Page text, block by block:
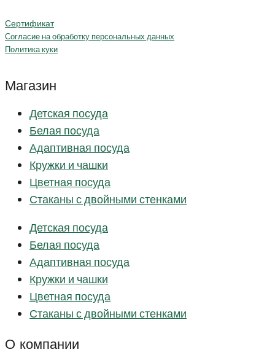
Сертификат
Согласие на обработку персональных данных
Политика куки
Магазин
Детская посуда
Белая посуда
Адаптивная посуда
Кружки и чашки
Цветная посуда
Стаканы с двойными стенками
Детская посуда
Белая посуда
Адаптивная посуда
Кружки и чашки
Цветная посуда
Стаканы с двойными стенками
О компании